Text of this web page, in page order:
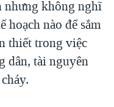
nhưng không nghĩ
hoạch nào để sắm
thiết trong việc
dân, tài nguyên